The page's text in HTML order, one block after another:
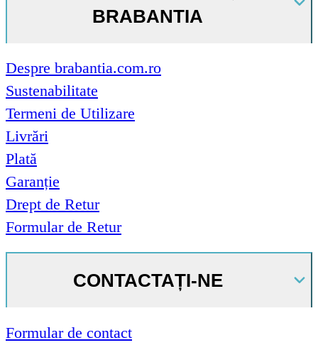
BRABANTIA
Despre brabantia.com.ro
Sustenabilitate
Termeni de Utilizare
Livrări
Plată
Garanție
Drept de Retur
Formular de Retur
CONTACTAȚI-NE
Formular de contact